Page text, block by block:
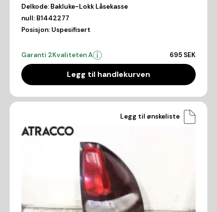
Delkode: Bakluke-Lokk Låsekasse
null: B1442277
Posisjon: Uspesifisert
Garanti 2Kvaliteten A 695 SEK
Legg til handlekurven
Legg til ønskeliste